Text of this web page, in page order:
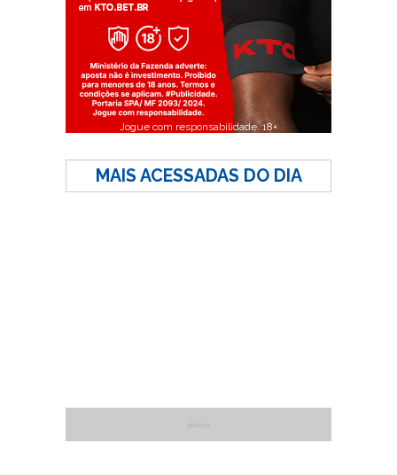
Jogue com responsabilidade. 18+
MAIS ACESSADAS DO DIA